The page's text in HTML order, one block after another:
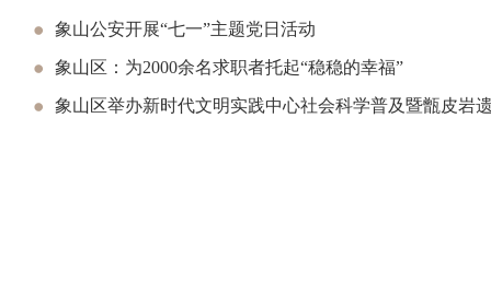
象山公安开展“七一”主题党日活动
象山区：为2000余名求职者托起“稳稳的幸福”
象山区举办新时代文明实践中心社会科学普及暨甑皮岩